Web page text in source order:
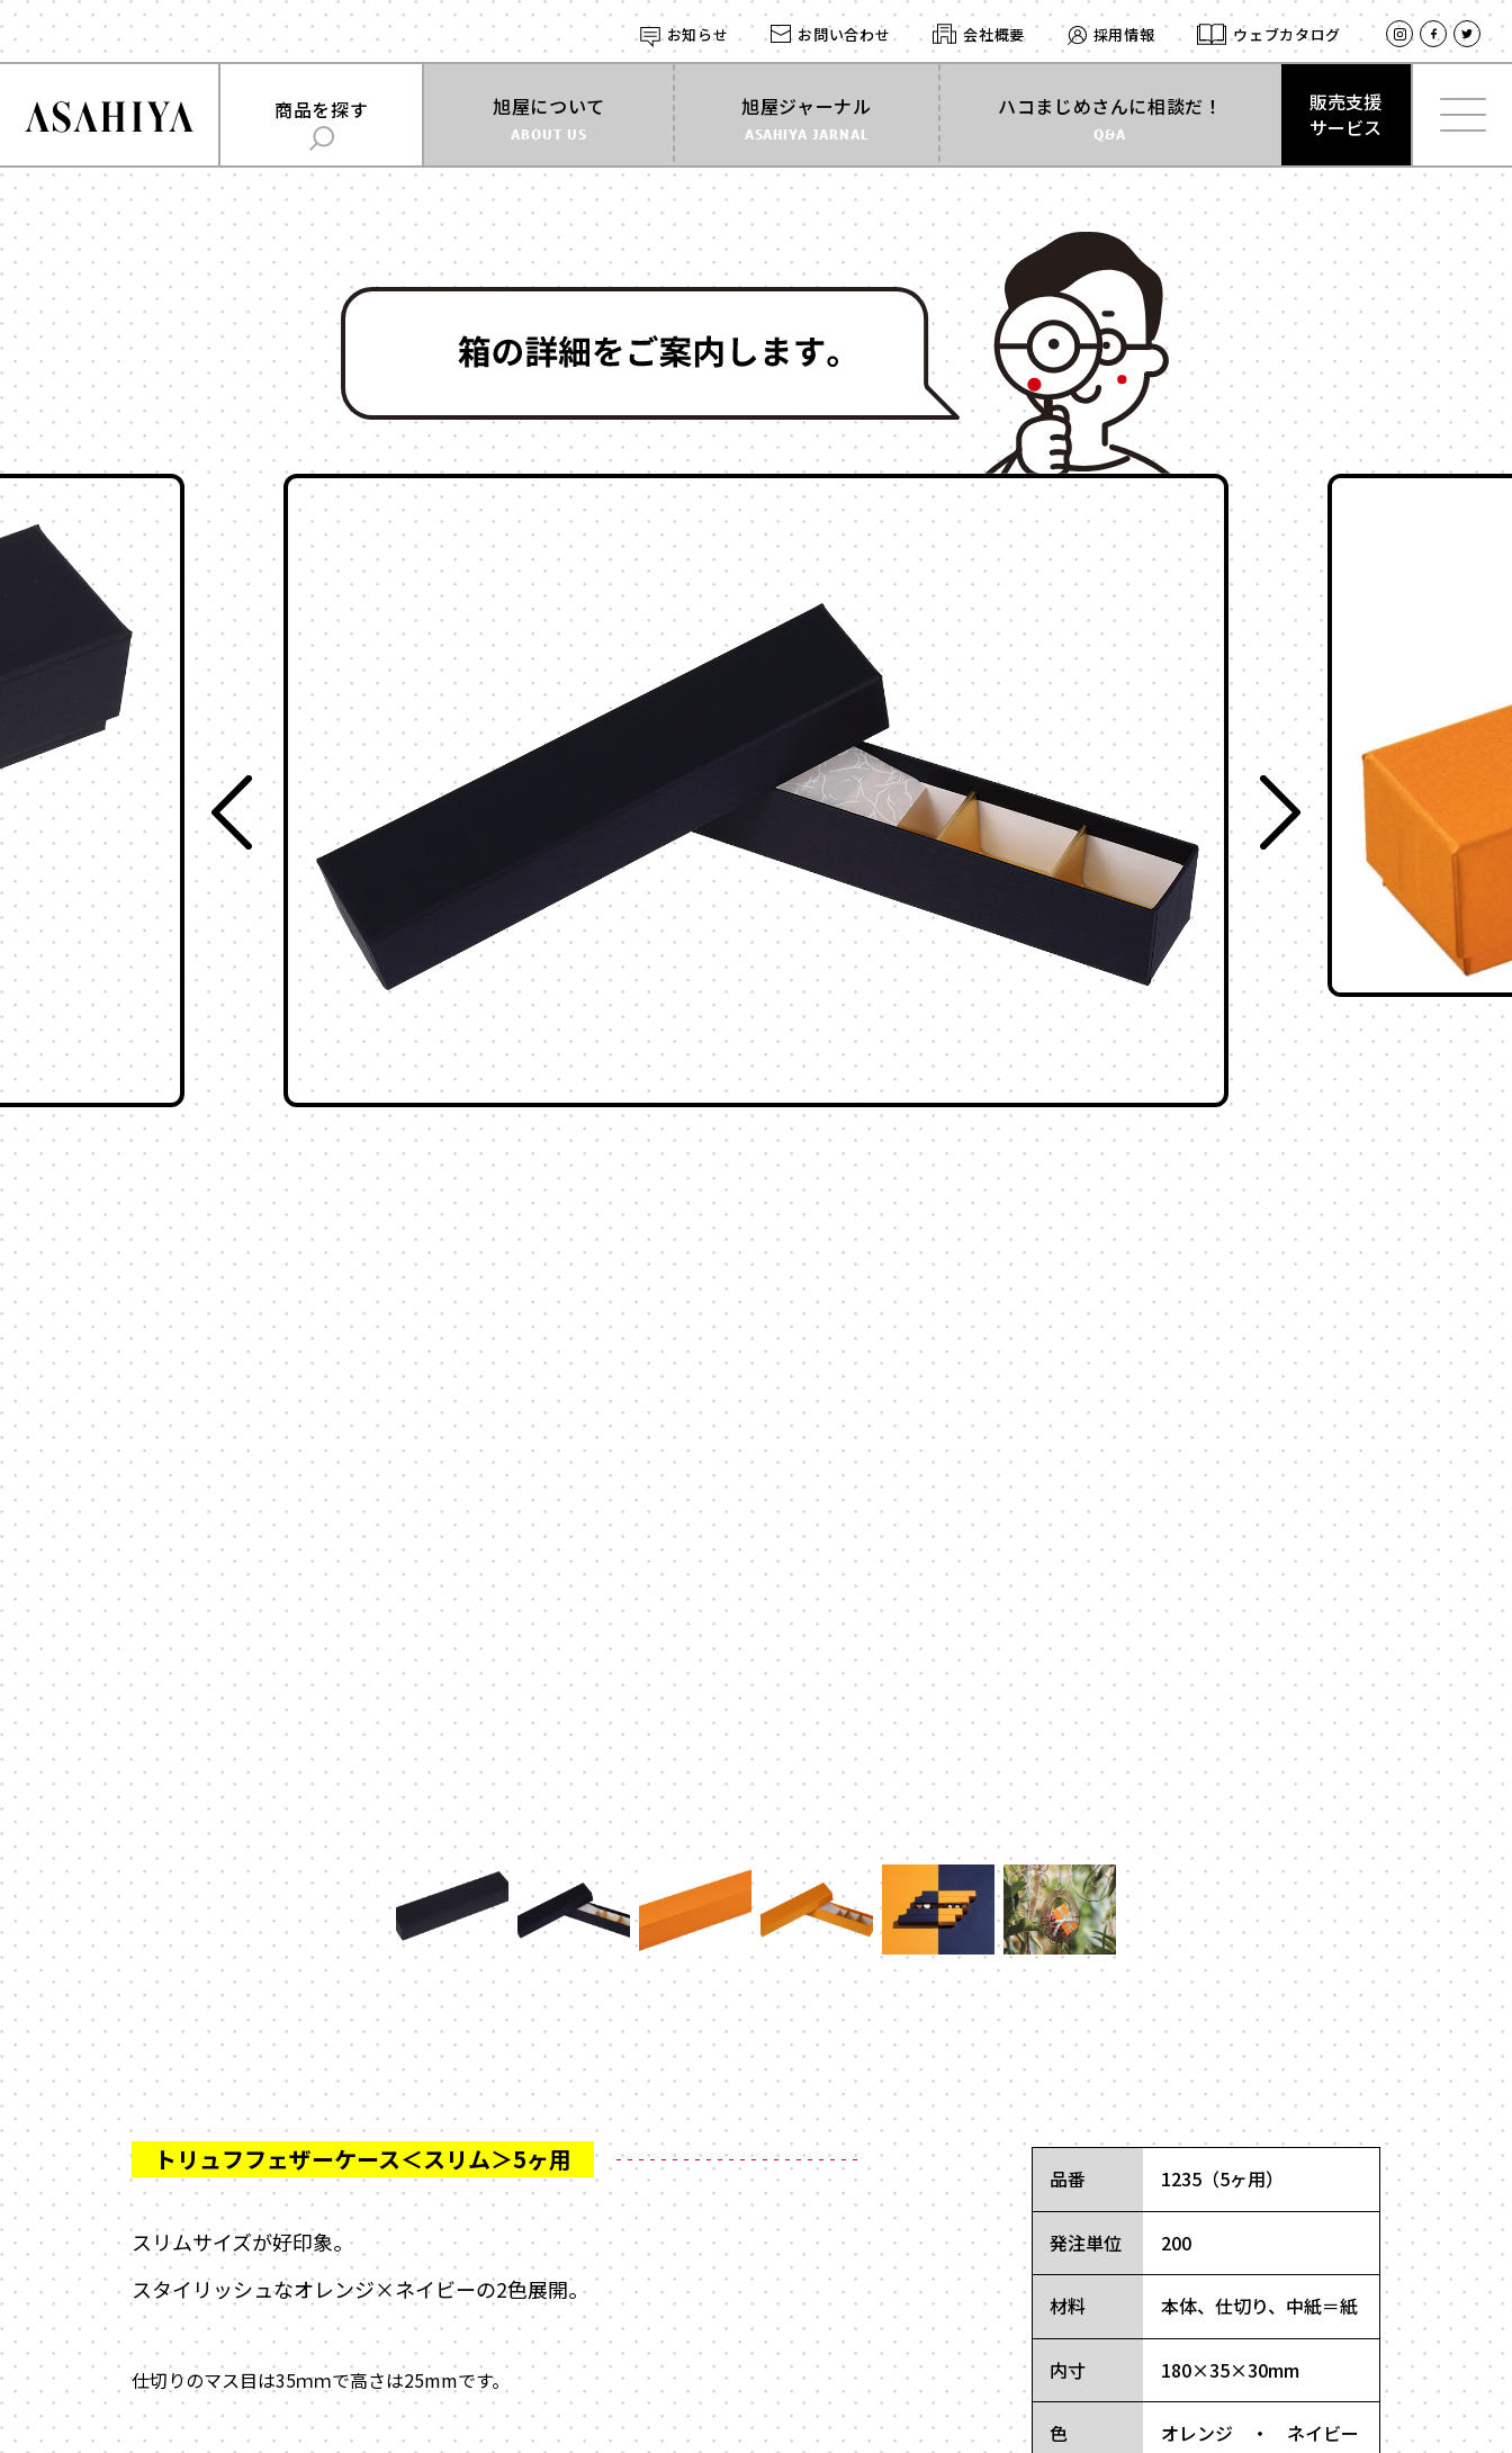
お知らせ お問い合わせ 会社概要 採用情報 ウェブカタログ
商品を探す 旭屋について
ABOUT US
旭屋ジャーナル
ASAHIYA JARNAL
ハコまじめさんに相談だ！
Q&A
販売支援
サービス
販売支援
サービス
とは
ログイン
ABOUT US
旭屋ジャーナル
ASAHIYA JOURNAL
ハコまじめさんに相談だ！
Q&A
販売支援サービスとは
ログイン
お問い合わせ
会社概要
採用情報
ウェブカタログ
商品を探す
用途 で探す
時計
お菓子
ジュエリー
ウェディング・ブライダル
アクセサリー
コスメ
アパレル
食品
フルーツ
お酒
お茶
ステイショナリー
保管箱
ゲーム
フォト
陶器
メガネ
形状 で探す
角箱
かぶせ式
インロー式
丁番型
マウント型
多角形
家型
バック型
カゴ型
ドーム型
開くタイプ
身箱のみ
ステッチ留め
スリーブ
のせふた式
フォトフレーム
マグネット付き
Vカット
底ワンタッチ
スライド式
フラップ式
変形箱
ハート形
多角形
バック型
ドーム型
ピロー型
丸箱
楕円箱
ペーパーバック
トムソンケース
材質 で探す
紙
サテン
レザー
合成
ベロア
スエード
クリアケース
プラスチック
木箱
tel. 095-882-1230
お電話受付時間／月〜金曜 9:00〜17:30 （土日祝を除く）
メールでお問い合わせ
スリムサイズが好印象。
スタイリッシュなオレンジ×ネイビーの2色展開。
仕切りのマス目は35ｍｍで高さは25mmです。
品番 1235（5ヶ用）
発注単位 200
材料 本体、仕切り、中紙＝紙
内寸 180×35×30mm
色 オレンジ ・ ネイビー